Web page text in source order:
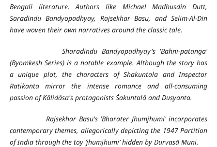
Bengali literature. Authors like Michael Madhusdin Dutt,
Saradindu Bandyopadhyay, Rajsekhar Basu, and Selim-Al-Din
have woven their own narratives around the classic tale.
Sharadindu Bandyopadhyay's 'Bahni-patanga'
(Byomkesh Series) is a notable example. Although the story has
a unique plot, the characters of Shakuntala and Inspector
Ratikanta mirror the intense romance and all-consuming
passion of Kālidāsa's protagonists Śakuntalāand Duṣyanta.
Rajsekhar Basu's 'Bharater Jhumjhumi' incorporates
contemporary themes, allegorically depicting the 1947 Partition
of India through the toy ‘jhumjhumi’ hidden by Durvasā Muni.